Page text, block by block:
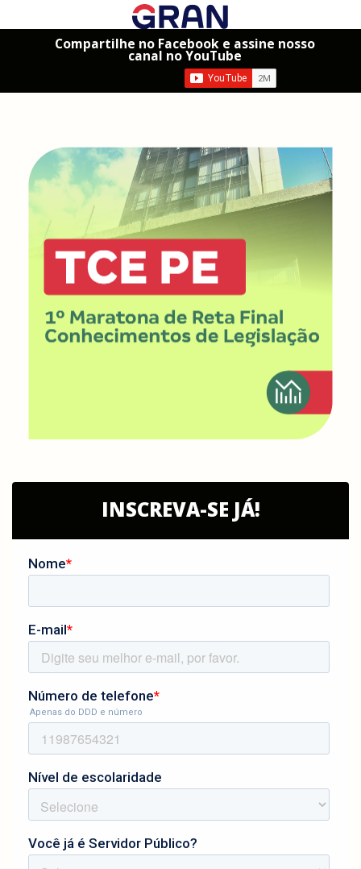
Compartilhe no Facebook e assine nosso
canal no YouTube
INSCREVA-SE JÁ!